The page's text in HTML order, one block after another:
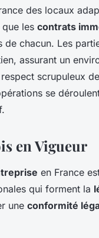
des locaux
les contrats
chacun. Les
assurant un
scrupuleux
se
en Vigueur
en France
qui forment la
une conformité